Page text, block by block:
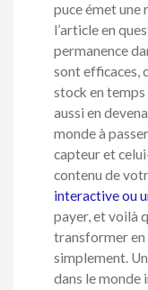
puce émet une
l’article en
permanence
sont efficaces,
stock en temps
aussi en
monde à
capteur et
contenu de
interactive ou
payer, et voilà
transformer
simplement.
dans le monde